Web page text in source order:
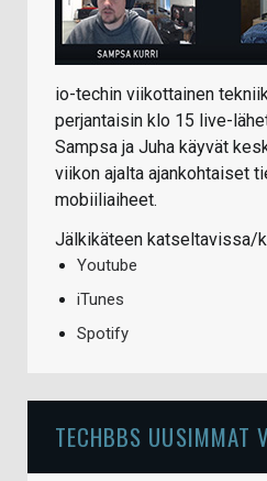
io-techin viikottainen
perjantaisin klo 15 live-
Sampsa ja Juha käyvät
viikon ajalta ajankohtaiset
mobiiliaiheet.
Jälkikäteen katseltavissa/
Youtube
iTunes
Spotify
TECHBBS UUSIMMAT